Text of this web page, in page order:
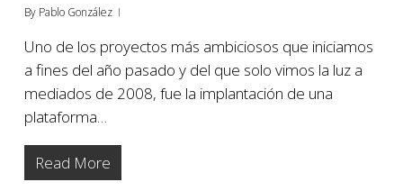
By Pablo González
Uno de los proyectos más ambiciosos que iniciamos
a fines del año pasado y del que solo vimos la luz a
mediados de 2008, fue la implantación de una
plataforma…
Read More